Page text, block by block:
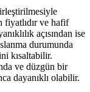
fiyatlıdır ve hafif
açısından ise
durumunda
kısaltabilir.
ve düzgün bir
dayanıklı olabilir.